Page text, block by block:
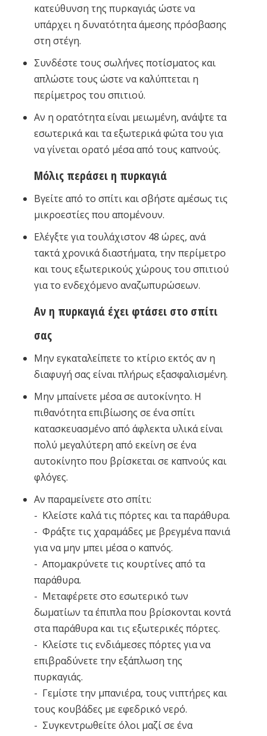
κατεύθυνση της πυρκαγιάς ώστε να
υπάρχει η δυνατότητα άμεσης πρόσβασης
στη στέγη.
Συνδέστε τους σωλήνες ποτίσματος και
απλώστε τους ώστε να καλύπτεται η
περίμετρος του σπιτιού.
Αν η ορατότητα είναι μειωμένη, ανάψτε τα
εσωτερικά και τα εξωτερικά φώτα του για
να γίνεται ορατό μέσα από τους καπνούς.
Μόλις περάσει η πυρκαγιά
Βγείτε από το σπίτι και σβήστε αμέσως τις
μικροεστίες που απομένουν.
Ελέγξτε για τουλάχιστον 48 ώρες, ανά
τακτά χρονικά διαστήματα, την περίμετρο
και τους εξωτερικούς χώρους του σπιτιού
για το ενδεχόμενο αναζωπυρώσεων.
Αν η πυρκαγιά έχει φτάσει στο σπίτι
σας
Μην εγκαταλείπετε το κτίριο εκτός αν η
διαφυγή σας είναι πλήρως εξασφαλισμένη.
Μην μπαίνετε μέσα σε αυτοκίνητο. Η
πιθανότητα επιβίωσης σε ένα σπίτι
κατασκευασμένο από άφλεκτα υλικά είναι
πολύ μεγαλύτερη από εκείνη σε ένα
αυτοκίνητο που βρίσκεται σε καπνούς και
φλόγες.
Αν παραμείνετε στο σπίτι:
- Κλείστε καλά τις πόρτες και τα παράθυρα.
- Φράξτε τις χαραμάδες με βρεγμένα πανιά
για να μην μπει μέσα ο καπνός.
- Απομακρύνετε τις κουρτίνες από τα
παράθυρα.
- Μεταφέρετε στο εσωτερικό των
δωματίων τα έπιπλα που βρίσκονται κοντά
στα παράθυρα και τις εξωτερικές πόρτες.
- Κλείστε τις ενδιάμεσες πόρτες για να
επιβραδύνετε την εξάπλωση της
πυρκαγιάς.
- Γεμίστε την μπανιέρα, τους νιπτήρες και
τους κουβάδες με εφεδρικό νερό.
- Συγκεντρωθείτε όλοι μαζί σε ένα